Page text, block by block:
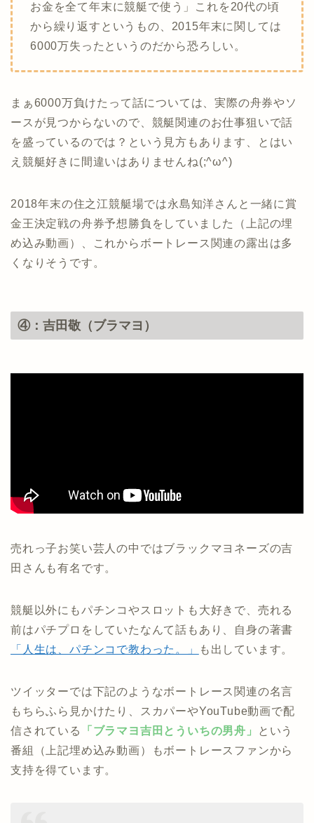
お金を全て年末に競艇で使う」これを20代の頃
から繰り返すというもの、2015年末に関しては
6000万失ったというのだから恐ろしい。
まぁ6000万負けたって話については、実際の舟券やソ
ースが見つからないので、競艇関連のお仕事狙いで話
を盛っているのでは？という見方もあります、とはい
え競艇好きに間違いはありませんね(;^ω^)
2018年末の住之江競艇場では永島知洋さんと一緒に賞
金王決定戦の舟券予想勝負をしていました（上記の埋
め込み動画）、これからボートレース関連の露出は多
くなりそうです。
④：吉田敬（ブラマヨ）
売れっ子お笑い芸人の中ではブラックマヨネーズの吉
田さんも有名です。
競艇以外にもパチンコやスロットも大好きで、売れる
前はパチプロをしていたなんて話もあり、自身の著書
「人生は、パチンコで教わった。」
も出しています。
ツイッターでは下記のようなボートレース関連の名言
もちらふら見かけたり、スカパーやYouTube動画で配
信されている
「ブラマヨ吉田とういちの男舟」
という
番組（上記埋め込み動画）もボートレースファンから
支持を得ています。